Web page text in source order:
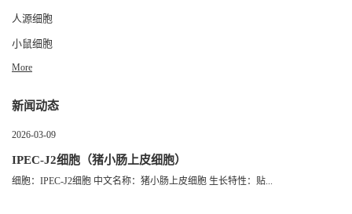
人源细胞
小鼠细胞
More
新闻动态
2026-03-09
IPEC-J2细胞（猪小肠上皮细胞）
细胞：IPEC-J2细胞 中文名称：猪小肠上皮细胞 生长特性：贴...